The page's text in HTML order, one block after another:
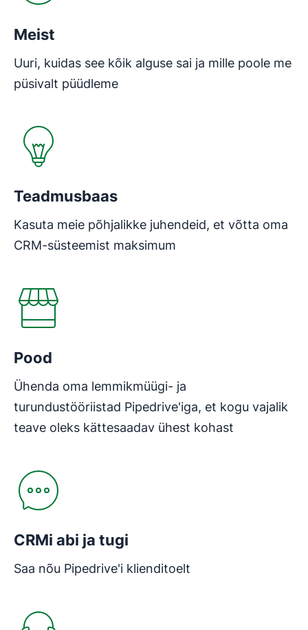
Meist
Uuri, kuidas see kõik alguse sai ja mille poole me
püsivalt püüdleme
Teadmusbaas
Kasuta meie põhjalikke juhendeid, et võtta oma
CRM-süsteemist maksimum
Pood
Ühenda oma lemmikmüügi- ja
turundustööriistad Pipedrive'iga, et kogu vajalik
teave oleks kättesaadav ühest kohast
CRMi abi ja tugi
Saa nõu Pipedrive'i klienditoelt